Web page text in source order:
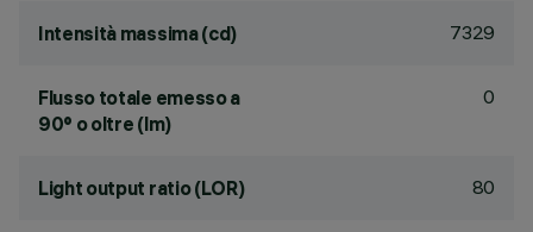
Intensità massima (cd) 7329
Flusso totale emesso a
90° o oltre (lm)
0
Light output ratio (LOR) 80